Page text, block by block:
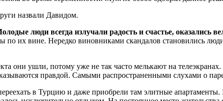
назвали Давидом.
люди всегда излучали радость и счастье, оказались
по их вине. Нередко виновниками скандалов становились
они ушли, потому уже не так часто мелькают на телеэкранах.
правдой. Самыми распространенными слухами о
в Турцию и даже приобрели там элитные